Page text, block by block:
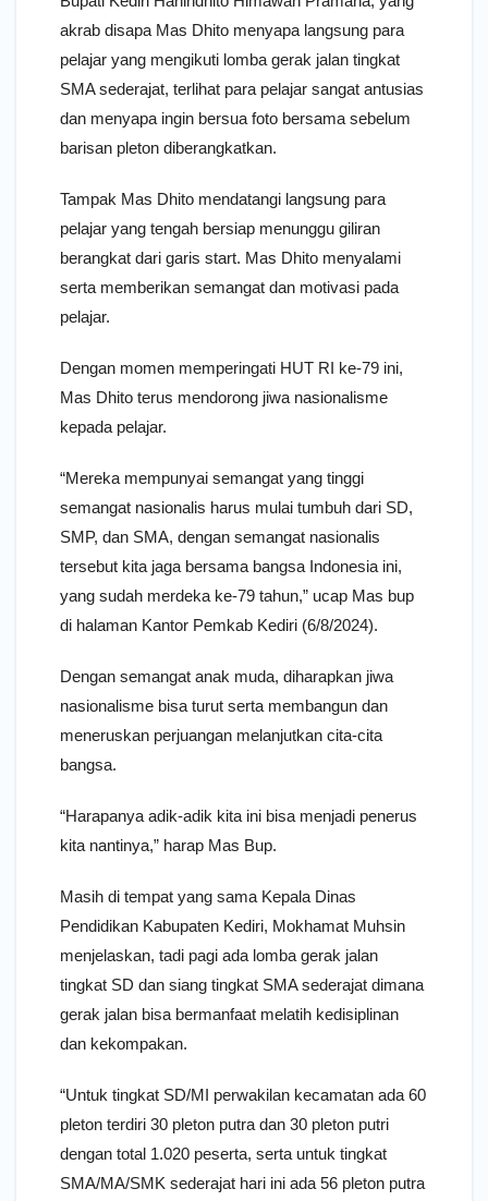
akrab disapa Mas Dhito menyapa langsung para
pelajar yang mengikuti lomba gerak jalan tingkat
SMA sederajat, terlihat para pelajar sangat antusias
dan menyapa ingin bersua foto bersama sebelum
barisan pleton diberangkatkan.
Tampak Mas Dhito mendatangi langsung para
pelajar yang tengah bersiap menunggu giliran
berangkat dari garis start. Mas Dhito menyalami
serta memberikan semangat dan motivasi pada
pelajar.
Dengan momen memperingati HUT RI ke-79 ini,
Mas Dhito terus mendorong jiwa nasionalisme
kepada pelajar.
“Mereka mempunyai semangat yang tinggi
semangat nasionalis harus mulai tumbuh dari SD,
SMP, dan SMA, dengan semangat nasionalis
tersebut kita jaga bersama bangsa Indonesia ini,
yang sudah merdeka ke-79 tahun,” ucap Mas bup
di halaman Kantor Pemkab Kediri (6/8/2024).
Dengan semangat anak muda, diharapkan jiwa
nasionalisme bisa turut serta membangun dan
meneruskan perjuangan melanjutkan cita-cita
bangsa.
“Harapanya adik-adik kita ini bisa menjadi penerus
kita nantinya,” harap Mas Bup.
Masih di tempat yang sama Kepala Dinas
Pendidikan Kabupaten Kediri, Mokhamat Muhsin
menjelaskan, tadi pagi ada lomba gerak jalan
tingkat SD dan siang tingkat SMA sederajat dimana
gerak jalan bisa bermanfaat melatih kedisiplinan
dan kekompakan.
“Untuk tingkat SD/MI perwakilan kecamatan ada 60
pleton terdiri 30 pleton putra dan 30 pleton putri
dengan total 1.020 peserta, serta untuk tingkat
SMA/MA/SMK sederajat hari ini ada 56 pleton putra